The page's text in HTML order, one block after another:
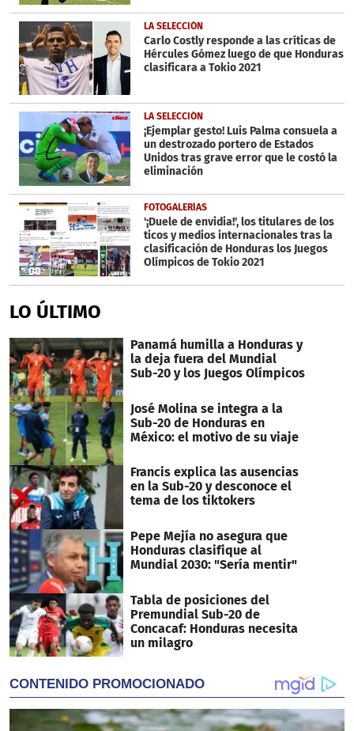
LA SELECCIÓN
Carlo Costly responde a las críticas de
Hércules Gómez luego de que Honduras
clasificara a Tokio 2021
LA SELECCIÓN
¡Ejemplar gesto! Luis Palma consuela a
un destrozado portero de Estados
Unidos tras grave error que le costó la
eliminación
FOTOGALERÍAS
'¡Duele de envidia!', los titulares de los
ticos y medios internacionales tras la
clasificación de Honduras los Juegos
Olímpicos de Tokio 2021
LO ÚLTIMO
Panamá humilla a Honduras y
la deja fuera del Mundial
Sub-20 y los Juegos Olímpicos
José Molina se integra a la
Sub-20 de Honduras en
México: el motivo de su viaje
Francis explica las ausencias
en la Sub-20 y desconoce el
tema de los tiktokers
Pepe Mejía no asegura que
Honduras clasifique al
Mundial 2030: "Sería mentir"
Tabla de posiciones del
Premundial Sub-20 de
Concacaf: Honduras necesita
un milagro